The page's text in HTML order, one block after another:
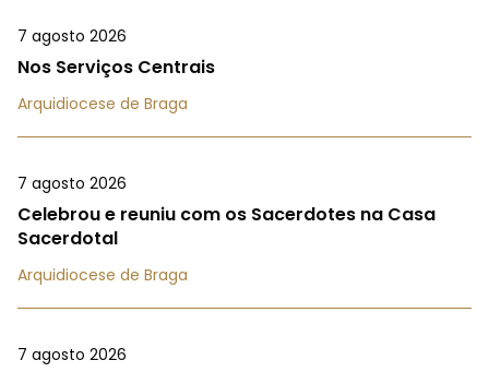
7 agosto 2026
Nos Serviços Centrais
Arquidiocese de Braga
7 agosto 2026
Celebrou e reuniu com os Sacerdotes na Casa
Sacerdotal
Arquidiocese de Braga
7 agosto 2026